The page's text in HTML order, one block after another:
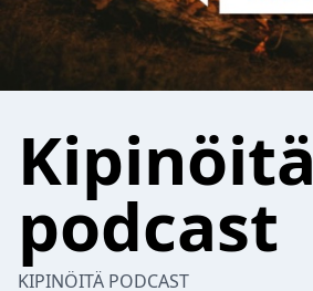
Kipinöitä
podcast
KIPINÖITÄ PODCAST